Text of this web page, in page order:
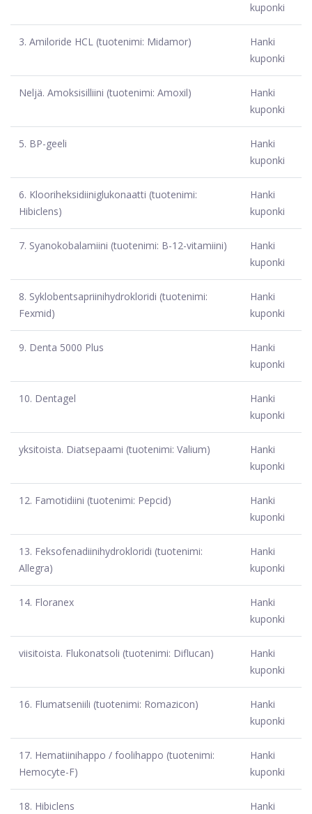
kuponki
3. Amiloride HCL (tuotenimi: Midamor)
Hanki
kuponki
Neljä. Amoksisilliini (tuotenimi: Amoxil)
Hanki
kuponki
5. BP-geeli
Hanki
kuponki
6. Klooriheksidiiniglukonaatti (tuotenimi:
Hibiclens)
Hanki
kuponki
7. Syanokobalamiini (tuotenimi: B-12-vitamiini)
Hanki
kuponki
8. Syklobentsapriinihydrokloridi (tuotenimi:
Fexmid)
Hanki
kuponki
9. Denta 5000 Plus
Hanki
kuponki
10. Dentagel
Hanki
kuponki
yksitoista. Diatsepaami (tuotenimi: Valium)
Hanki
kuponki
12. Famotidiini (tuotenimi: Pepcid)
Hanki
kuponki
13. Feksofenadiinihydrokloridi (tuotenimi:
Allegra)
Hanki
kuponki
14. Floranex
Hanki
kuponki
viisitoista. Flukonatsoli (tuotenimi: Diflucan)
Hanki
kuponki
16. Flumatseniili (tuotenimi: Romazicon)
Hanki
kuponki
17. Hematiinihappo / foolihappo (tuotenimi:
Hemocyte-F)
Hanki
kuponki
18. Hibiclens
Hanki